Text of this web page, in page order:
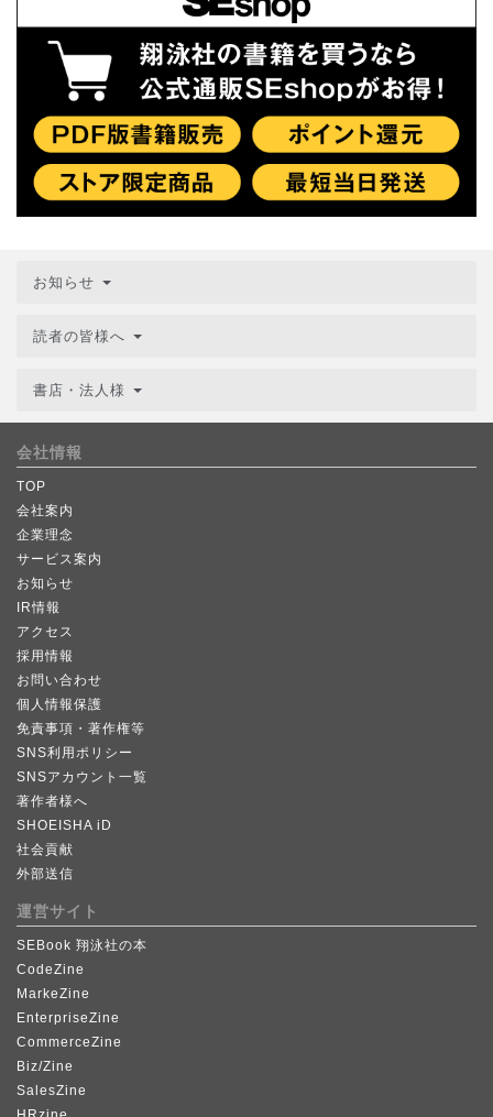
お知らせ
読者の皆様へ
書店・法人様
会社情報
TOP
会社案内
企業理念
サービス案内
お知らせ
IR情報
アクセス
採用情報
お問い合わせ
個人情報保護
免責事項・著作権等
SNS利用ポリシー
SNSアカウント一覧
著作者様へ
SHOEISHA iD
社会貢献
外部送信
運営サイト
SEBook 翔泳社の本
CodeZine
MarkeZine
EnterpriseZine
CommerceZine
Biz/Zine
SalesZine